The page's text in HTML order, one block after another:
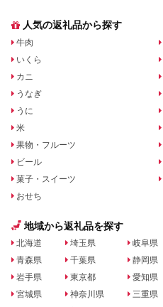
人気の返礼品から探す
牛肉
いくら
カニ
うなぎ
うに
米
果物・フルーツ
ビール
菓子・スイーツ
おせち
地域から返礼品を探す
北海道
青森県
岩手県
宮城県
埼玉県
千葉県
東京都
神奈川県
岐阜県
静岡県
愛知県
三重県